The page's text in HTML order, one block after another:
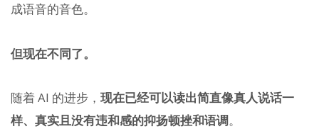
成语音的音色。
但现在不同了。
随着 AI 的进步， 现在已经可以读出简直像真人说话一
样、真实且没有违和感的抑扬顿挫和语调。